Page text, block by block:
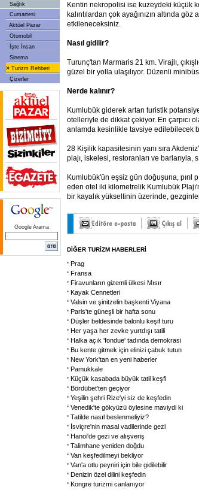
Sağlık
Cumartesi
Aktüel Pazar
Otomobil
İşte İnsan
Sinema
» Turizm Rehberi
Çizerler
Google Arama
Kentin nekropolisi ise kuzeydeki küçük
kalıntılardan çok ayağınızın altında
etkileneceksiniz.
Nasıl gidilir?
Turunç'tan Marmaris 21 km. Virajlı,
güzel bir yolla ulaşılıyor. Düzenli
Nerde kalınır?
Kumlubük giderek artan turistik
otelleriyle de dikkat çekiyor. En çarpıcı
anlamda kesinlikle tavsiye edilebilecek
28 Kişilik kapasitesinin yanı sıra
plajı, iskelesi, restoranları ve barlarıyla,
Kumlubük'ün eşsiz gün doğuşuna, pırıl
eden otel iki kilometrelik Kumlubük
bir kayalık yükseltinin üzerinde,
DİĞER TURİZM HABERLERİ
Prag
Fransa
Firavunların gizemli ülkesi Mısır
Kayak Cennetleri
Valsin ve şinitzelin başkenti Viyana
Paris'te güneşli bir hafta sonu
Düşler beldesinde balonlu keşif turu
Her yaşa her zevke yurtdışı tatili
Halka açık 'fondue' tadında demokrasi
Bu kente gitmek için elinizi çabuk tutun
New York'tan en yeni haberler
Pamukkale
Küçük kasabada büyük tatil keşfi
Bördübet'ten geçiyor
Yeşilin şehri Rize'yi siz de keşfedin
Venedik'te gökyüzü öylesine maviydi ki
Tatilde nasıl beslenmeliyiz?
İsviçre'nin masal vadilerinde gezi
Hanoi'de gezi ve alışveriş
Talimhane yeniden doğdu
Van keşfedilmeyi bekliyor
Van'a otlu peyniri için bile gidilebilir
Denizin özel dilini keşfedin
Kongre turizmi canlanıyor